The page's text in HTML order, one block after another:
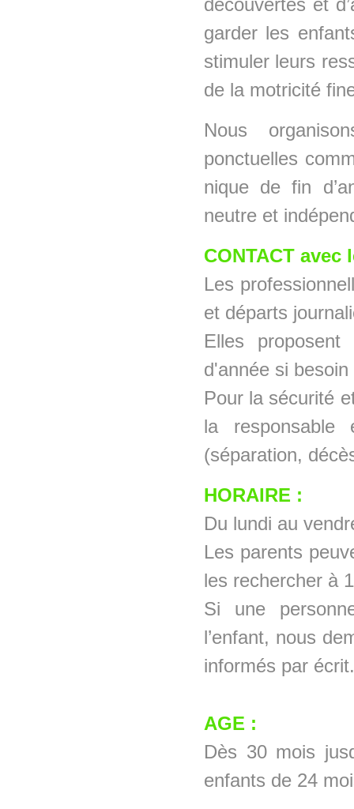
découvertes et
garder les
stimuler leurs
de la motricité
Nous
ponctuelles
nique de fin
neutre et
CONTACT avec
Les
et départs
Elles
d'année si
Pour la sécurité
la responsable
(séparation,
HORAIRE :
Du lundi au
Les parents
les rechercher à
Si une
l’enfant, nous
informés par écrit.
AGE :
Dès 30 mois
enfants de 24